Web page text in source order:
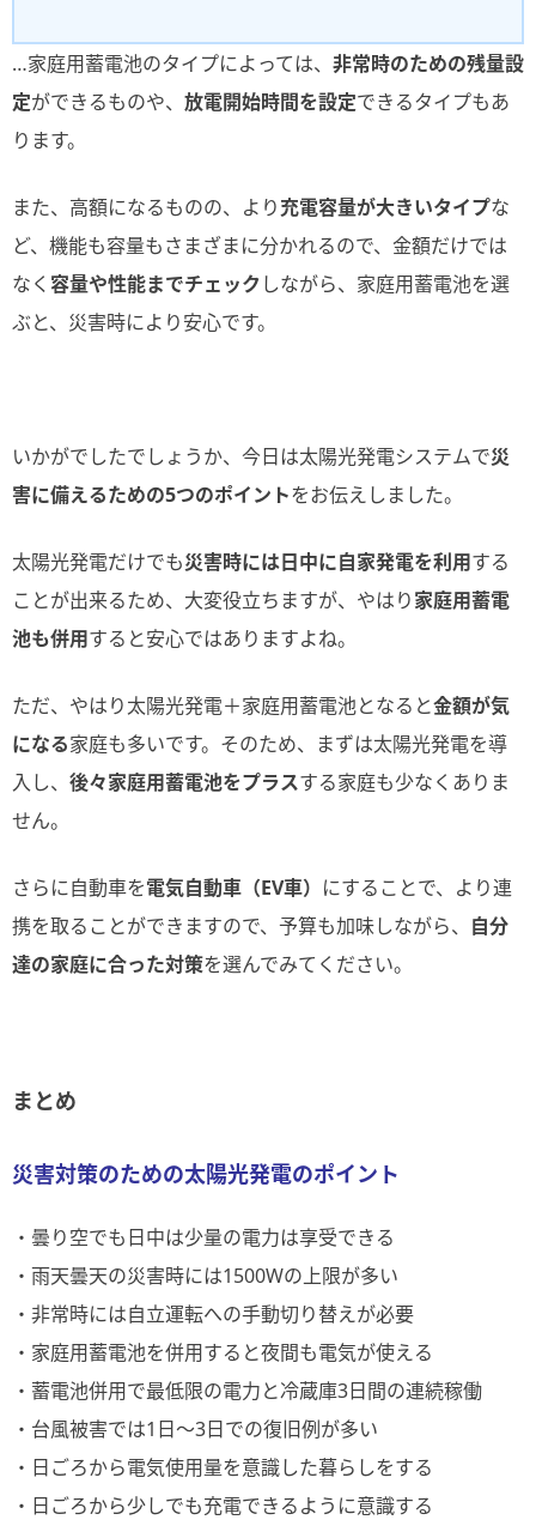
…家庭用蓄電池のタイプによっては、 非常時のための残量設
定ができるものや、 放電開始時間を設定できるタイプもあ
ります。
また、高額になるものの、より充電容量が大きいタイプな
ど、機能も容量もさまざまに分かれるので、金額だけでは
なく 容量や性能までチェック しながら、家庭用蓄電池を選
ぶと、災害時により安心です。
いかがでしたでしょうか、今日は太陽光発電システムで災
害に備えるための5つのポイントをお伝えしました。
太陽光発電だけでも災害時には日中に自家発電を利用する
ことが出来るため、大変役立ちますが、やはり家庭用蓄電
池も併用すると安心ではありますよね。
ただ、やはり太陽光発電＋家庭用蓄電池となると金額が気
になる家庭も多いです。そのため、まずは太陽光発電を導
入し、 後々家庭用蓄電池をプラスする家庭も少なくありま
せん。
さらに自動車を電気自動車（EV車） にすることで、より連
携を取ることができますので、予算も加味しながら、 自分
達の家庭に合った対策を選んでみてください。
まとめ
災害対策のための太陽光発電のポイント
・曇り空でも日中は少量の電力は享受できる
・雨天曇天の災害時には1500Wの上限が多い
・非常時には自立運転への手動切り替えが必要
・家庭用蓄電池を併用すると夜間も電気が使える
・蓄電池併用で最低限の電力と冷蔵庫3日間の連続稼働
・台風被害では1日～3日での復旧例が多い
・日ごろから電気使用量を意識した暮らしをする
・日ごろから少しでも充電できるように意識する